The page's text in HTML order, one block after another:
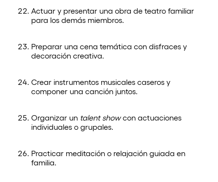
Actuar y presentar una obra de teatro familiar
para los demás miembros.
Preparar una cena temática con disfraces y
decoración creativa.
Crear instrumentos musicales caseros y
componer una canción juntos.
Organizar un talent showcon actuaciones
individuales o grupales.
Practicar meditación o relajación guiada en
familia.